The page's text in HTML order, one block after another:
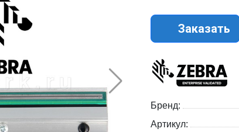
Заказать
Бренд:
Артикул: